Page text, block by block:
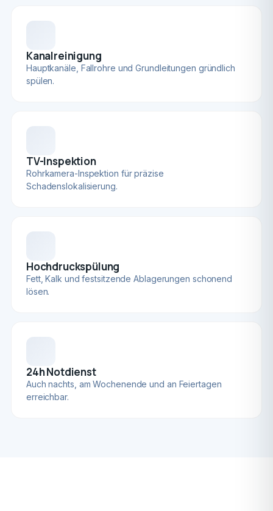
Kanalreinigung
Hauptkanäle, Fallrohre und Grundleitungen gründlich
spülen.
TV-Inspektion
Rohrkamera-Inspektion für präzise
Schadenslokalisierung.
Hochdruckspülung
Fett, Kalk und festsitzende Ablagerungen schonend
lösen.
24h Notdienst
Auch nachts, am Wochenende und an Feiertagen
erreichbar.